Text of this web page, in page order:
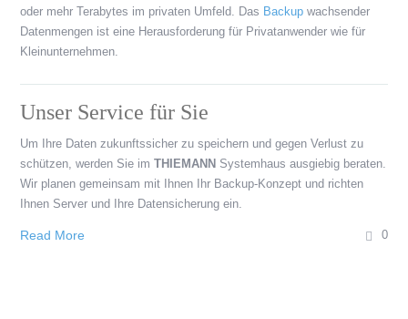
oder mehr Terabytes im privaten Umfeld. Das Backup wachsender
Datenmengen ist eine Herausforderung für Privatanwender wie für
Kleinunternehmen.
Unser Service für Sie
Um Ihre Daten zukunftssicher zu speichern und gegen Verlust zu
schützen, werden Sie imTHIEMANN Systemhaus ausgiebig beraten.
Wir planen gemeinsam mit Ihnen Ihr Backup-Konzept und richten
Ihnen Server und Ihre Datensicherung ein.
Read More 0